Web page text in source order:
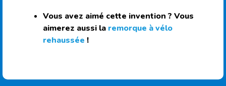
Vous avez aimé cette invention ? Vous
aimerez aussi la remorque à vélo
rehaussée !